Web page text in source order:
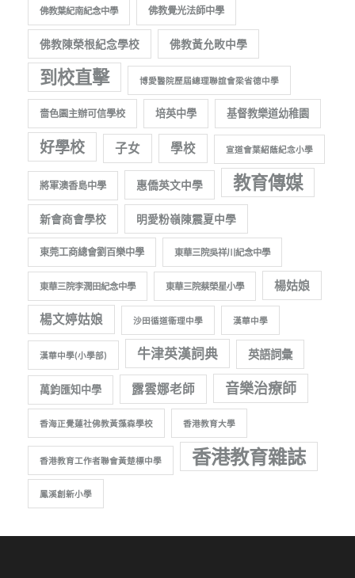
佛教葉紀南紀念中學 佛教覺光法師中學
佛教陳榮根紀念學校 佛教黃允畋中學
到校直擊 博愛醫院歷屆總理聯誼會梁省德中學
嗇色園主辦可信學校 培英中學 基督教樂道幼稚園
好學校 子女 學校 宣道會葉紹蔭紀念小學
將軍澳香島中學 惠僑英文中學 教育傳媒
新會商會學校 明愛粉嶺陳震夏中學
東莞工商總會劉百樂中學 東華三院吳祥川紀念中學
東華三院李潤田紀念中學 東華三院蔡榮星小學 楊姑娘
楊文婷姑娘 沙田循道衞理中學 漢華中學
漢華中學(小學部) 牛津英漢詞典 英語詞彙
萬鈞匯知中學 露雲娜老師 音樂治療師
香海正覺蓮社佛教黃藻森學校 香港教育大學
香港教育工作者聯會黃楚標中學 香港教育雜誌
鳳溪創新小學